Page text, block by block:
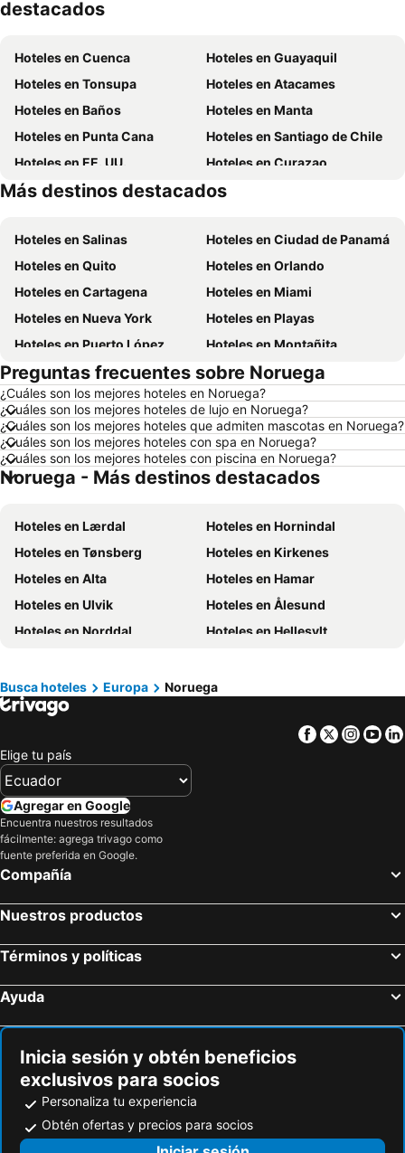
destacados
Hoteles en Cuenca
Hoteles en Guayaquil
Hoteles en Tonsupa
Hoteles en Atacames
Hoteles en Baños
Hoteles en Manta
Hoteles en Punta Cana
Hoteles en Santiago de Chile
Hoteles en EE. UU.
Hoteles en Curazao
Hoteles en Lima
Hoteles en Santa Cruz
Más destinos destacados
Hoteles en Salinas
Hoteles en Ciudad de Panamá
Hoteles en Quito
Hoteles en Orlando
Hoteles en Cartagena
Hoteles en Miami
Hoteles en Nueva York
Hoteles en Playas
Hoteles en Puerto López
Hoteles en Montañita
Hoteles en Zorritos
Hoteles en Madrid
Hoteles en Roma
Hoteles en Bogotá
Hoteles en Riobamba
Hoteles en París
Hoteles en Ambato
Hoteles en Ibarra
Hoteles en Loja
Hoteles en Chicago
Hoteles en Panamá
Hoteles en Galápagos
Hoteles en Esmeraldas
Hoteles en San Cristóbal
Hoteles en Argentina
Hoteles en Puerto Rico
Hoteles en Nuevo Hampshire
Hoteles en París
Hoteles en Campania
Hoteles en Guatemala
Hoteles en Noruega
Hoteles en Nueva Jersey
Hoteles en Nueva York
Preguntas frecuentes sobre Noruega
¿Cuáles son los mejores hoteles en Noruega?
¿Cuáles son los mejores hoteles de lujo en Noruega?
¿Cuáles son los mejores hoteles que admiten mascotas en Noruega?
¿Cuáles son los mejores hoteles con spa en Noruega?
¿Cuáles son los mejores hoteles con piscina en Noruega?
Noruega - Más destinos destacados
Hoteles en Lærdal
Hoteles en Hornindal
Hoteles en Tønsberg
Hoteles en Kirkenes
Hoteles en Alta
Hoteles en Hamar
Hoteles en Ulvik
Hoteles en Ålesund
Hoteles en Norddal
Hoteles en Hellesylt
Hoteles en Moss
Hoteles en Asker
Hoteles en Ullensaker
Hoteles en Rennesøy
Hoteles en Haugesund
Hoteles en Loen
Hoteles en Selje
Hoteles en Gulen
Hoteles en Hitra
Hoteles en Kragerø
Hoteles en Målselv
Hoteles en Gratangen
Hoteles en Horten
Hoteles en Krødsherad
Hoteles en Geilo
Busca hoteles Europa Noruega
Facebook
Twitter
Elige tu país
Agregar en Google
Encuentra nuestros resultados
fácilmente: agrega trivago como
fuente preferida en Google.
Compañía
Nuestros productos
Términos y políticas
Ayuda
Inicia sesión y obtén beneficios
exclusivos para socios
Personaliza tu experiencia
Obtén ofertas y precios para socios